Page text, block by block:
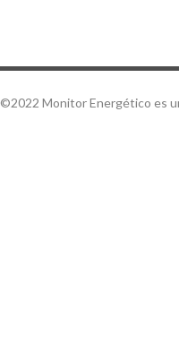
©2022 Monitor Energético es